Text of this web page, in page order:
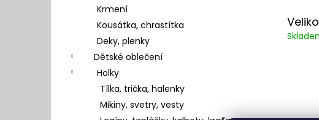
Krmení
Kousátka, chrastítka
Deky, plenky
Dětské oblečení
Holky
Tílka, trička, halenky
Mikiny, svetry, vesty